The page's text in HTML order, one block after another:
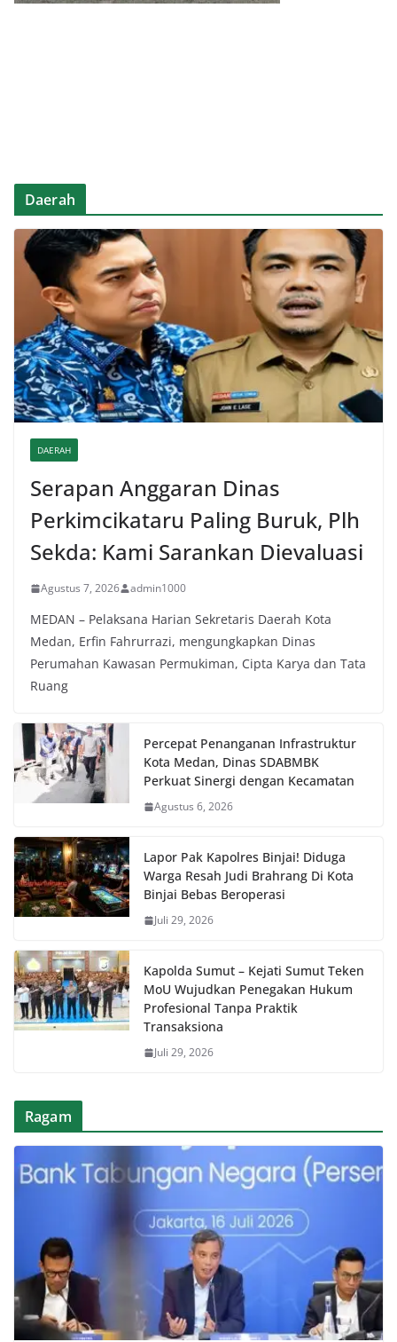
Daerah
DAERAH
Serapan Anggaran Dinas
Perkimcikataru Paling Buruk, Plh
Sekda: Kami Sarankan Dievaluasi
Agustus 7, 2026 admin1000
MEDAN – Pelaksana Harian Sekretaris Daerah Kota
Medan, Erfin Fahrurrazi, mengungkapkan Dinas
Perumahan Kawasan Permukiman, Cipta Karya dan Tata
Ruang
Percepat Penanganan Infrastruktur
Kota Medan, Dinas SDABMBK
Perkuat Sinergi dengan Kecamatan
Agustus 6, 2026
Lapor Pak Kapolres Binjai! Diduga
Warga Resah Judi Brahrang Di Kota
Binjai Bebas Beroperasi
Juli 29, 2026
Kapolda Sumut – Kejati Sumut Teken
MoU Wujudkan Penegakan Hukum
Profesional Tanpa Praktik
Transaksiona
Juli 29, 2026
Ragam